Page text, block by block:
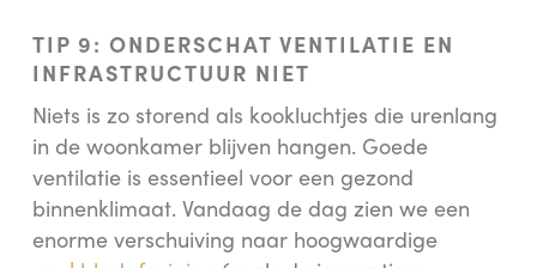
TIP 9: ONDERSCHAT VENTILATIE EN
INFRASTRUCTUUR NIET
Niets is zo storend als kookluchtjes die urenlang
in de woonkamer blijven hangen. Goede
ventilatie is essentieel voor een gezond
binnenklimaat. Vandaag de dag zien we een
enorme verschuiving naar hoogwaardige